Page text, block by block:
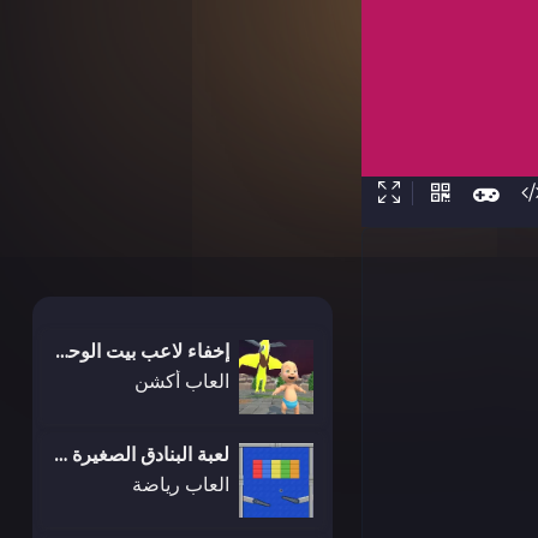
إخفاء لاعب بيت الوحش الأصفر
العاب أكشن
لعبة البنادق الصغيرة والكرات
العاب رياضة